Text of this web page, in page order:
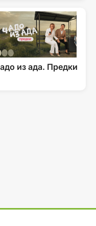
из ада. Предки